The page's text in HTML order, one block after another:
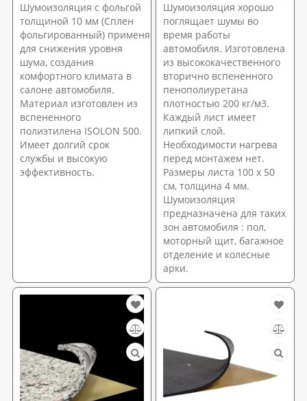
Шумоизоляция с фольгой
толщиной 10 мм (Сплен
фольгированный) применяется
для снижения уровня
шума, создания
комфортного климата в
салоне автомобиля.
Материал изготовлен из
вспененного
полиэтилена ISOLON 500.
Имеет долгий срок
службы и высокую
эффективность.
Шумоизоляция хорошо
поглящает шумы во
время работы
автомобиля. Изготовлена
из высококачественного
вторично вспененного
пенополиуретана
плотностью 200 кг/м3.
Каждый лист имеет
липкий слой.
Необходимости нагрева
перед монтажем нет.
Размеры листа 100 х 50
см, толщина 4 мм.
Шумоизоляция
предназначена для таких
зон автомобиля : пол,
моторный щит, багажное
отделение и колесные
арки.